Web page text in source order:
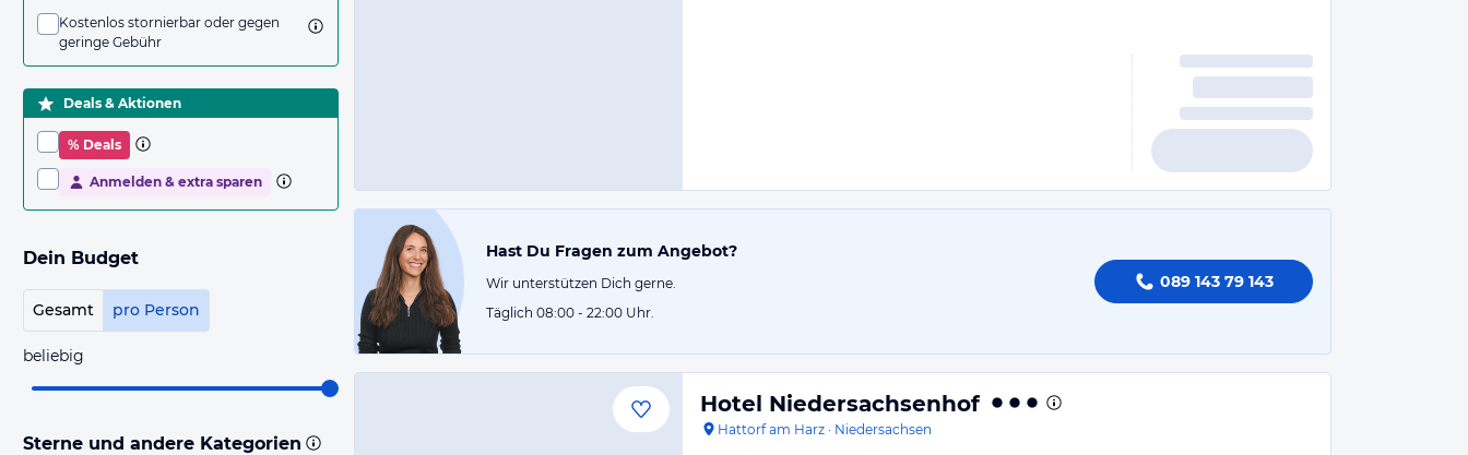
Kostenlos stornierbar oder gegen
geringe Gebühr
Deals & Aktionen
% Deals
Anmelden & extra sparen
Dein Budget
Gesamt pro Person
beliebig
Sterne und andere Kategorien
Hast Du Fragen zum Angebot?
Wir unterstützen Dich gerne.
Täglich 08:00 - 22:00 Uhr.
089 143 79 143
Hotel Niedersachsenhof
Hattorf am Harz · Niedersachsen